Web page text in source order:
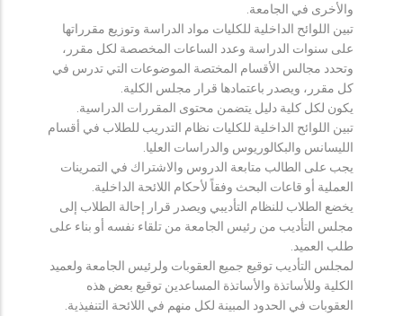
والأخرى في الجامعة.
تبين اللوائح الداخلية للكليات مواد الدراسة وتوزيع مقرراتها
على سنوات الدراسة وعدد الساعات المخصصة لكل مقرر،
وتحدد مجالس الأقسام المختصة الموضوعات التي تدرس في
كل مقرر، ويصدر باعتمادها قرار مجلس الكلية.
يكون لكل كلية دليل يتضمن محتوى المقررات الدراسية.
تبين اللوائح الداخلية للكليات نظام التدريب للطلاب في أقسام
الليسانس والبكالوريوس والدراسات العليا.
يجب على الطالب متابعة الدروس والاشتراك في التمرينات
العملية أو قاعات البحث وفقاً لأحكام اللائحة الداخلية.
يخضع الطلاب للنظام التأديبي ويصدر قرار إحالة الطلاب إلى
مجلس التأديب من رئيس الجامعة من تلقاء نفسه أو بناء على
طلب العميد.
لمجلس التأديب توقيع جميع العقوبات ولرئيس الجامعة ولعميد
الكلية وللأساتذة والأساتذة المساعدين توقيع بعض هذه
العقوبات في الحدود المبينة لكل منهم في اللائحة التنفيذية.